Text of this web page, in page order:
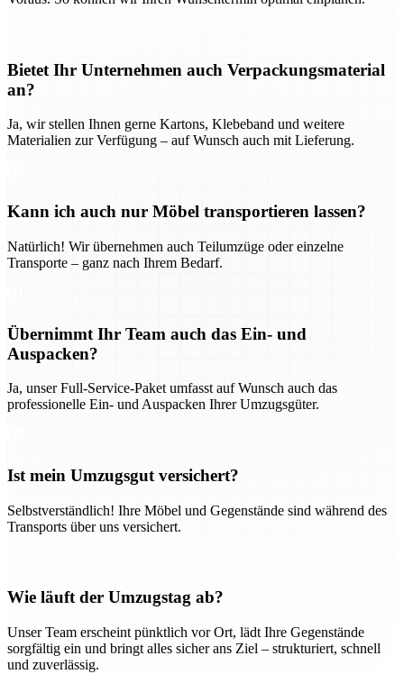
Bietet Ihr Unternehmen auch Verpackungsmaterial
an?
Ja, wir stellen Ihnen gerne Kartons, Klebeband und weitere
Materialien zur Verfügung – auf Wunsch auch mit Lieferung.
Kann ich auch nur Möbel transportieren lassen?
Natürlich! Wir übernehmen auch Teilumzüge oder einzelne
Transporte – ganz nach Ihrem Bedarf.
Übernimmt Ihr Team auch das Ein- und
Auspacken?
Ja, unser Full-Service-Paket umfasst auf Wunsch auch das
professionelle Ein- und Auspacken Ihrer Umzugsgüter.
Ist mein Umzugsgut versichert?
Selbstverständlich! Ihre Möbel und Gegenstände sind während des
Transports über uns versichert.
Wie läuft der Umzugstag ab?
Unser Team erscheint pünktlich vor Ort, lädt Ihre Gegenstände
sorgfältig ein und bringt alles sicher ans Ziel – strukturiert, schnell
und zuverlässig.